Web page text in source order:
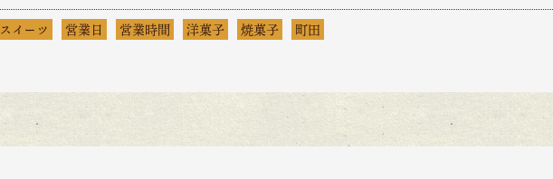
スイーツ 営業日 営業時間 洋菓子 焼菓子 町田